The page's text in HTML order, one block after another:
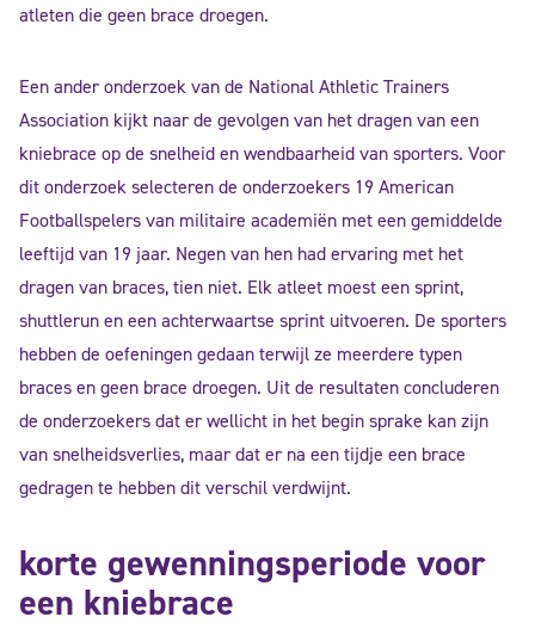
atleten die geen brace droegen.
Een ander onderzoek van de National Athletic Trainers
Association kijkt naar de gevolgen van het dragen van een
kniebrace op de snelheid en wendbaarheid van sporters. Voor
dit onderzoek selecteren de onderzoekers 19 American
Footballspelers van militaire academiën met een gemiddelde
leeftijd van 19 jaar. Negen van hen had ervaring met het
dragen van braces, tien niet. Elk atleet moest een sprint,
shuttlerun en een achterwaartse sprint uitvoeren. De sporters
hebben de oefeningen gedaan terwijl ze meerdere typen
braces en geen brace droegen. Uit de resultaten concluderen
de onderzoekers dat er wellicht in het begin sprake kan zijn
van snelheidsverlies, maar dat er na een tijdje een brace
gedragen te hebben dit verschil verdwijnt.
korte gewenningsperiode voor
een kniebrace